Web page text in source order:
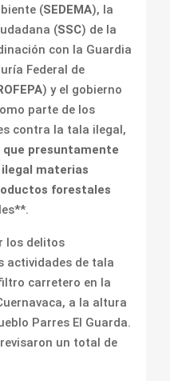
(SEDEMA), la
(SSC) de la
con la Guardia
Federal de
) y el gobierno
parte de los
contra la tala ilegal,
presuntamente
materias
forestales
los delitos
actividades de tala
carretero en la
a la altura
Parres El Guarda.
un total de